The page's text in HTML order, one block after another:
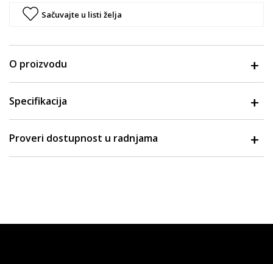
Sačuvajte u listi želja
O proizvodu
Specifikacija
Proveri dostupnost u radnjama